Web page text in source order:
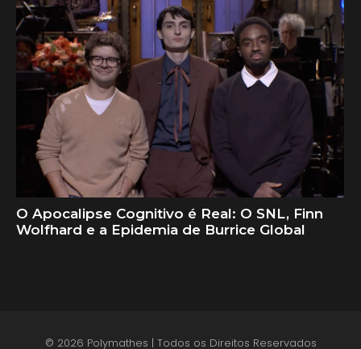
O Apocalipse Cognitivo é Real: O SNL, Finn
Wolfhard e a Epidemia de Burrice Global
© 2026 Polymathes | Todos os Direitos Reservados